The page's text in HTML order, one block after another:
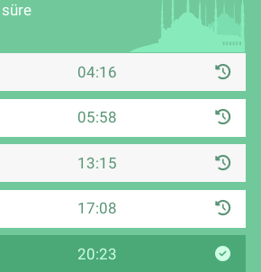
04:16
05:58
13:15
17:08
20:23